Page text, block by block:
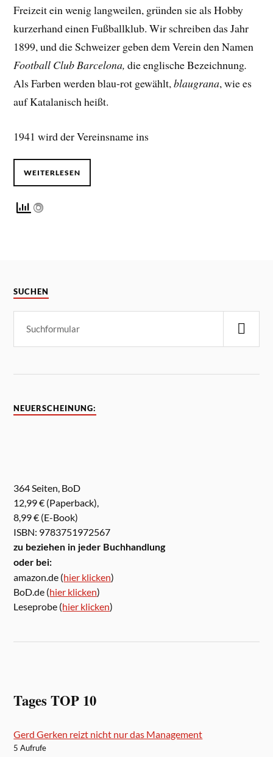
Freizeit ein wenig langweilen, gründen sie als Hobby
kurzerhand einen Fußballklub. Wir schreiben das Jahr
1899, und die Schweizer geben dem Verein den Namen
Football Club Barcelona,die englische Bezeichnung.
Als Farben werden blau-rot gewählt,blaugrana, wie es
auf Katalanisch heißt.
1941 wird der Vereinsname ins
WEITERLESEN
SUCHEN
NEUERSCHEINUNG:
364 Seiten, BoD
12,99 € (Paperback),
8,99 € (E-Book)
ISBN: 9783751972567
zu beziehen in jeder Buchhandlung
oder bei:
amazon.de (hier klicken)
BoD.de (hier klicken)
Leseprobe (hier klicken)
Tages TOP 10
Gerd Gerken reizt nicht nur das Management
5 Aufrufe